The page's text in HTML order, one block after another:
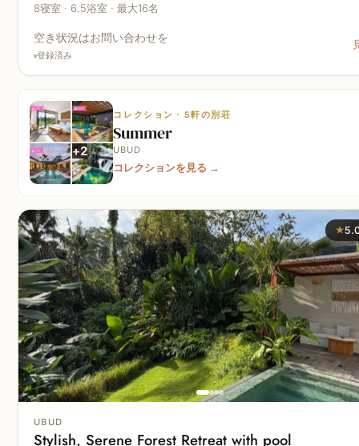
8寝室 · 6.5浴室 · 最大16名
空き状況はお問い合わせを
登録済み
+2
コレクション · 5軒の別荘
Summer
UBUD
コレクションを見る →
★
UBUD
Stylish, Serene Forest Retreat with pool